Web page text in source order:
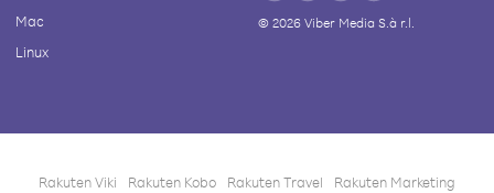
Mac
Linux
© 2026Viber Media S.à r.l.
Rakuten Viki Rakuten Kobo Rakuten Travel Rakuten Marketing